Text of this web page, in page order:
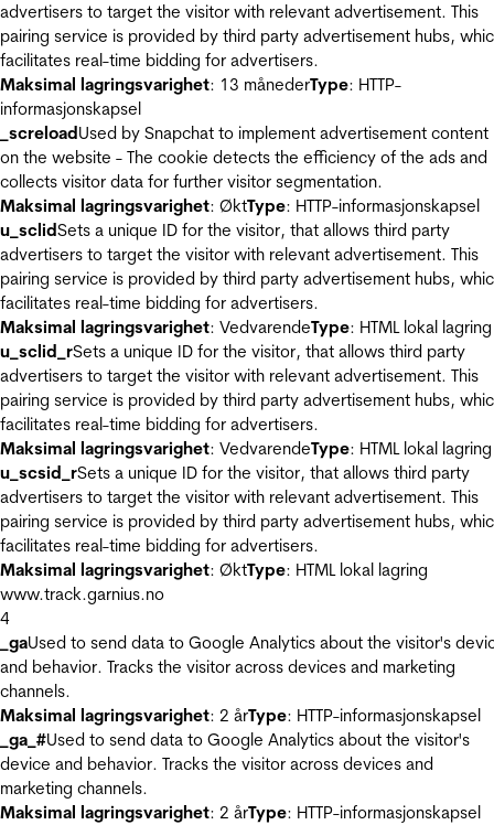
advertisers to target the visitor with relevant advertisement. This
pairing service is provided by third party advertisement hubs,
facilitates real-time bidding for advertisers.
Maksimal lagringsvarighet: 13 månederType: HTTP-
informasjonskapsel
_screloadUsed by Snapchat to implement advertisement content
on the website - The cookie detects the efficiency of the ads and
collects visitor data for further visitor segmentation.
Maksimal lagringsvarighet: ØktType: HTTP-informasjonskapsel
u_sclidSets a unique ID for the visitor, that allows third party
advertisers to target the visitor with relevant advertisement. This
pairing service is provided by third party advertisement hubs,
facilitates real-time bidding for advertisers.
Maksimal lagringsvarighet: VedvarendeType: HTML lokal lagring
u_sclid_rSets a unique ID for the visitor, that allows third party
advertisers to target the visitor with relevant advertisement. This
pairing service is provided by third party advertisement hubs,
facilitates real-time bidding for advertisers.
Maksimal lagringsvarighet: VedvarendeType: HTML lokal lagring
u_scsid_rSets a unique ID for the visitor, that allows third party
advertisers to target the visitor with relevant advertisement. This
pairing service is provided by third party advertisement hubs,
facilitates real-time bidding for advertisers.
Maksimal lagringsvarighet: ØktType: HTML lokal lagring
www.track.garnius.no
4
_gaUsed to send data to Google Analytics about the visitor's
and behavior. Tracks the visitor across devices and marketing
channels.
Maksimal lagringsvarighet: 2 årType: HTTP-informasjonskapsel
_ga_#Used to send data to Google Analytics about the visitor's
device and behavior. Tracks the visitor across devices and
marketing channels.
Maksimal lagringsvarighet: 2 årType: HTTP-informasjonskapsel